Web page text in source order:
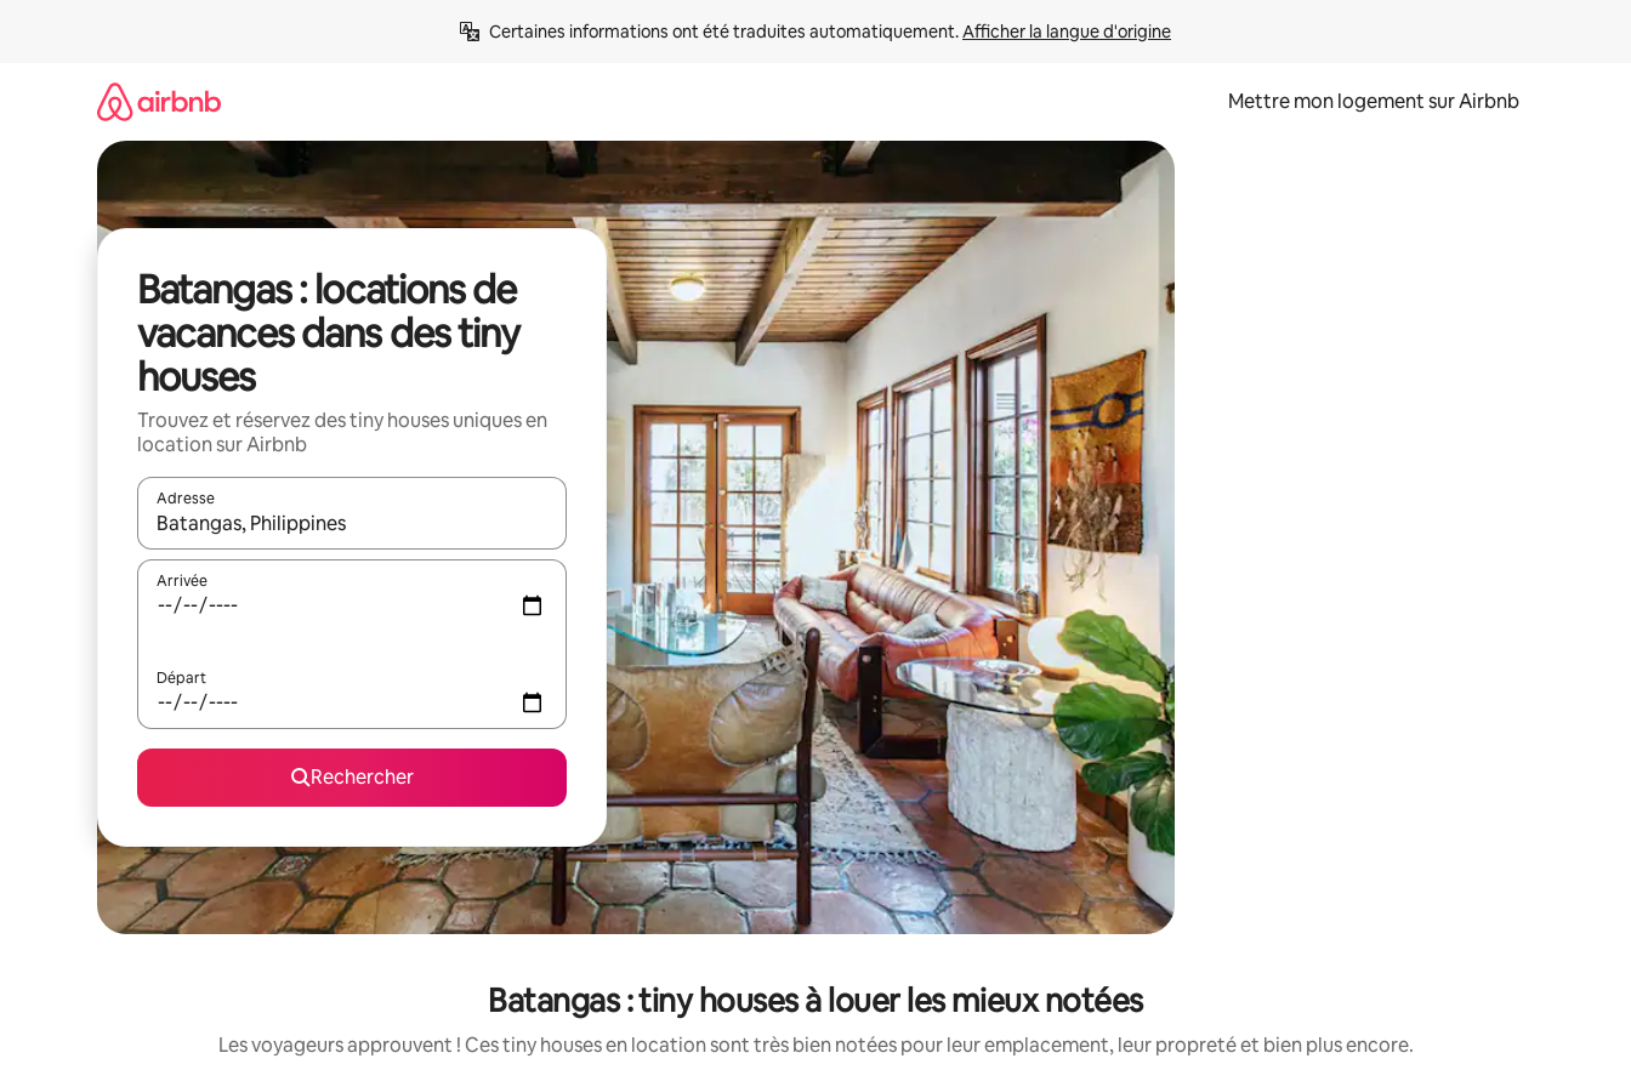
Certaines informations ont été traduites automatiquement. Afficher la langue d'origine
Mettre mon logement sur Airbnb
Batangas : locations de
vacances dans des tiny
houses
Trouvez et réservez des tiny houses uniques en
location sur Airbnb
Adresse
Lorsque les résultats s'affichent, utilisez les flèches vers le haut et vers le bas pour les parcourir ou en appuyant et en faisant glisser.
Arrivée
Départ
Rechercher
Batangas : tiny houses à louer les mieux notées
Les voyageurs approuvent ! Ces tiny houses en location sont très bien notées pour leur emplacement, leur propreté et bien plus encore.